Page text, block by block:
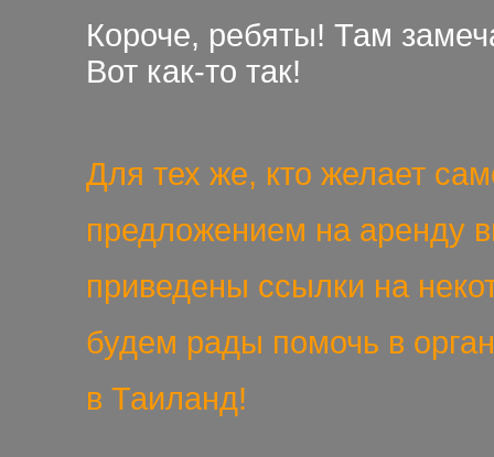
Короче, ребяты! Там
Вот как-то так!
Для тех же, кто желает
предложением на аренду
приведены ссылки на
будем рады помочь в
в Таиланд!